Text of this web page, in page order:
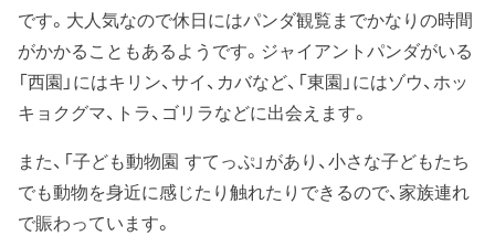
です。大人気なので休日にはパンダ観覧までかなりの時間
がかかることもあるようです。ジャイアントパンダがいる
「西園」にはキリン、サイ、カバなど、「東園」にはゾウ、ホッ
キョクグマ、トラ、ゴリラなどに出会えます。
また、「子ども動物園 すてっぷ」があり、小さな子どもたち
でも動物を身近に感じたり触れたりできるので、家族連れ
で賑わっています。